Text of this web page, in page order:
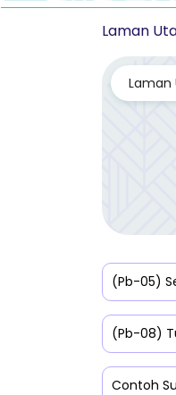
Laman
Laman
(Pb-05)
(Pb-08)
Contoh